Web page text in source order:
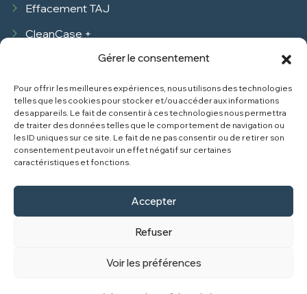
Gérer le consentement
Pour offrir les meilleures expériences, nous utilisons des technologies
telles que les cookies pour stocker et/ou accéder aux informations
des appareils. Le fait de consentir à ces technologies nous permettra
de traiter des données telles que le comportement de navigation ou
les ID uniques sur ce site. Le fait de ne pas consentir ou de retirer son
consentement peut avoir un effet négatif sur certaines
caractéristiques et fonctions.
Accepter
Refuser
Voir les préférences
Effacement TAJ
CleanCase +
Informations
Nous contacter
Mentions légales
Données personnelles
Clean Case est un service du cabinet